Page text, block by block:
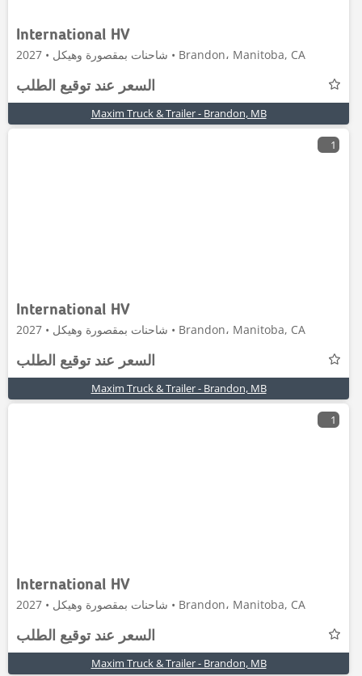
International HV
شاحنات بمقصورة وهيكل • 2027 • Brandon، Manitoba, CA
السعر عند توقيع الطلب
Maxim Truck & Trailer - Brandon, MB
1
International HV
شاحنات بمقصورة وهيكل • 2027 • Brandon، Manitoba, CA
السعر عند توقيع الطلب
Maxim Truck & Trailer - Brandon, MB
1
International HV
شاحنات بمقصورة وهيكل • 2027 • Brandon، Manitoba, CA
السعر عند توقيع الطلب
Maxim Truck & Trailer - Brandon, MB